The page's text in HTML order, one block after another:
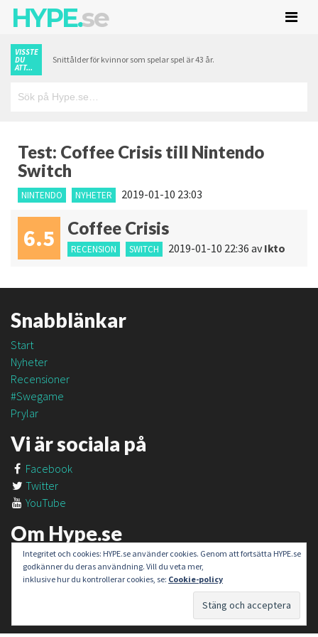
HYPE.se
VISSTE
DU
ATT...
Snittålder för kvinnor som spelar spel är 43 år.
Test: Coffee Crisis till Nintendo
Switch
NINTENDO NYHETER 2019-01-10 23:03
6.5 Coffee Crisis
RECENSION SWITCH 2019-01-10 22:36 avIkto
Snabblänkar
Start
Nyheter
Recensioner
#Swegame
Prylar
Vi är sociala på
Facebook
Twitter
YouTube
Om Hype.se
Om oss
Om #SweGame
Integritet och cookies: HYPE.se använder cookies. Genom att fortsätta HYPE.se
godkänner du deras användning. Vill du veta mer,
inklusive hur du kontrollerar cookies, se: Cookie-policy